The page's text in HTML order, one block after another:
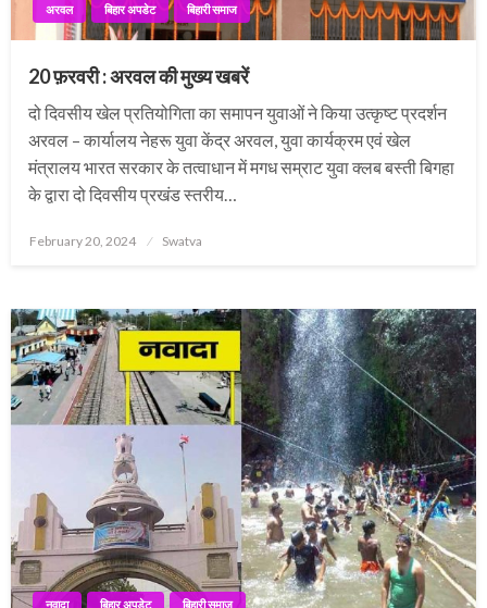
अरवल बिहार अपडेट बिहारी समाज
20 फ़रवरी : अरवल की मुख्य खबरें
दो दिवसीय खेल प्रतियोगिता का समापन युवाओं ने किया उत्कृष्ट प्रदर्शन
अरवल – कार्यालय नेहरू युवा केंद्र अरवल, युवा कार्यक्रम एवं खेल
मंत्रालय भारत सरकार के तत्वाधान में मगध सम्राट युवा क्लब बस्ती बिगहा
के द्वारा दो दिवसीय प्रखंड स्तरीय…
Posted
February 20, 2024 Swatva
नवादा बिहार अपडेट बिहारी समाज